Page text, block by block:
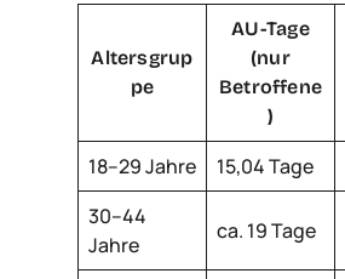
Altersgrup
pe
AU-Tage
(nur
Betroffene
)
18–29 Jahre 15,04 Tage
30–44
Jahre
ca. 19 Tage